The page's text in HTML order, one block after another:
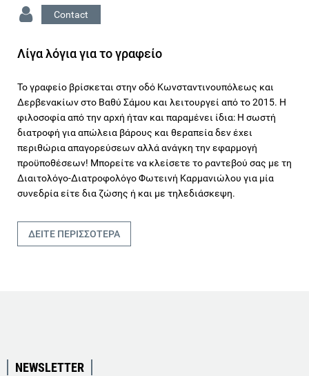
Contact
Λίγα λόγια για το γραφείο
Το γραφείο βρίσκεται στην οδό Κωνσταντινουπόλεως και
Δερβενακίων στο Βαθύ Σάμου και λειτουργεί από το 2015. Η
φιλοσοφία από την αρχή ήταν και παραμένει ίδια: Η σωστή
διατροφή για απώλεια βάρους και θεραπεία δεν έχει
περιθώρια απαγορεύσεων αλλά ανάγκη την εφαρμογή
προϋποθέσεων! Μπορείτε να κλείσετε το ραντεβού σας με τη
Διαιτολόγο-Διατροφολόγο Φωτεινή Καρμανιώλου για μία
συνεδρία είτε δια ζώσης ή και με τηλεδιάσκεψη.
ΔΕΙΤΕ ΠΕΡΙΣΣΟΤΕΡΑ
NEWSLETTER